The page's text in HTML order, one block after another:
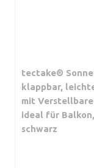
tectake®
klappbar,
mit
ideal für
schwarz